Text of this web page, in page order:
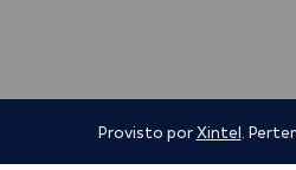
Provisto porXintel .